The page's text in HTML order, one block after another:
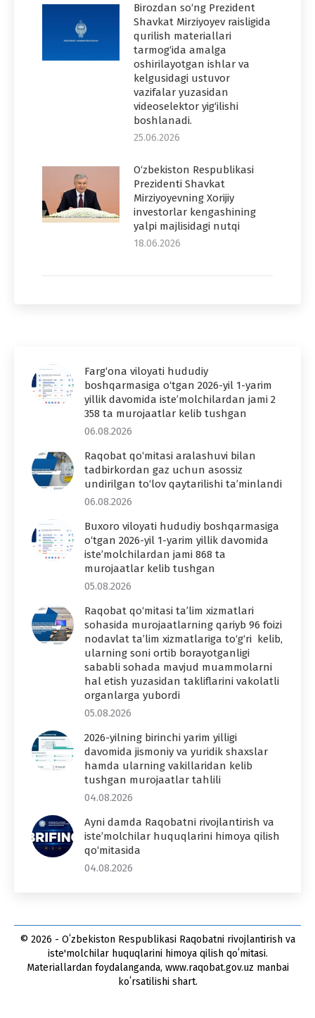
Birozdan so‘ng Prezident
Shavkat Mirziyoyev raisligida
qurilish materiallari
tarmog‘ida amalga
oshirilayotgan ishlar va
kelgusidagi ustuvor
vazifalar yuzasidan
videoselektor yig‘ilishi
boshlanadi.
25.06.2026
O‘zbekiston Respublikasi
Prezidenti Shavkat
Mirziyoyevning Xorijiy
investorlar kengashining
yalpi majlisidagi nutqi
18.06.2026
Farg‘ona viloyati hududiy
boshqarmasiga o‘tgan 2026-yil 1-yarim
yillik davomida iste’molchilardan jami 2
358 ta murojaatlar kelib tushgan
06.08.2026
Raqobat qo‘mitasi aralashuvi bilan
tadbirkordan gaz uchun asossiz
undirilgan to‘lov qaytarilishi ta’minlandi
06.08.2026
Buxoro viloyati hududiy boshqarmasiga
o‘tgan 2026-yil 1-yarim yillik davomida
iste’molchilardan jami 868 ta
murojaatlar kelib tushgan
05.08.2026
Raqobat qo‘mitasi ta’lim xizmatlari
sohasida murojaatlarning qariyb 96 foizi
nodavlat ta’lim xizmatlariga to‘g‘ri kelib,
ularning soni ortib borayotganligi
sababli sohada mavjud muammolarni
hal etish yuzasidan takliflarini vakolatli
organlarga yubordi
05.08.2026
2026-yilning birinchi yarim yilligi
davomida jismoniy va yuridik shaxslar
hamda ularning vakillaridan kelib
tushgan murojaatlar tahlili
04.08.2026
Ayni damda Raqobatni rivojlantirish va
iste’molchilar huquqlarini himoya qilish
qo‘mitasida
04.08.2026
© 2026 - Oʻzbekiston Respublikasi Raqobatni rivojlantirish va
iste'molchilar huquqlarini himoya qilish qoʻmitasi.
Materiallardan foydalanganda, www.raqobat.gov.uz manbai
koʻrsatilishi shart.